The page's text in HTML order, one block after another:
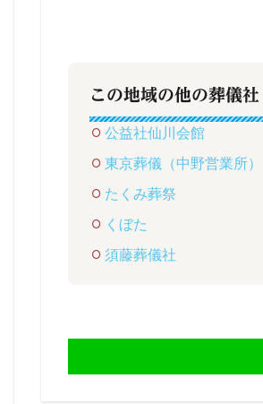
この地域の他の葬儀社
公益社仙川会館
東京葬儀（中野営業所）
たくみ葬祭
くぼた
須藤葬儀社